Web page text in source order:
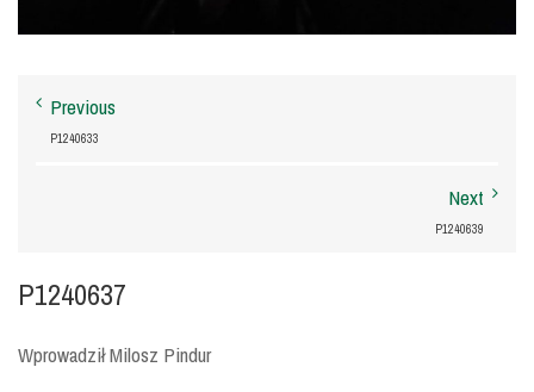
Previous
P1240633
Next
P1240639
P1240637
Wprowadził Milosz Pindur